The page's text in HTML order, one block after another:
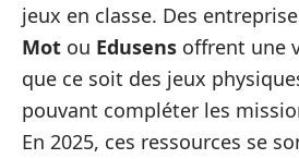
jeux en classe. Des
Mot ou Edusens offrent une
que ce soit des jeux
pouvant compléter les
En 2025, ces ressources se